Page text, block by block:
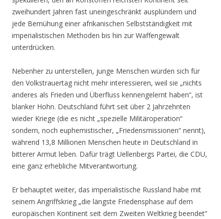
zweihundert Jahren fast uneingeschränkt ausplündern und
jede Bemühung einer afrikanischen Selbstständigkeit mit
imperialistischen Methoden bis hin zur Waffengewalt
unterdrücken.
Nebenher zu unterstellen, junge Menschen würden sich für
den Volkstrauertag nicht mehr interessieren, weil sie „nichts
anderes als Frieden und Überfluss kennengelernt haben“, ist
blanker Hohn. Deutschland führt seit über 2 Jahrzehnten
wieder Kriege (die es nicht „spezielle Militäroperation“
sondern, noch euphemistischer, „Friedensmissionen“ nennt),
während 13,8 Millionen Menschen heute in Deutschland in
bitterer Armut leben. Dafür trägt Uellenbergs Partei, die CDU,
eine ganz erhebliche Mitverantwortung.
Er behauptet weiter, das imperialistische Russland habe mit
seinem Angriffskrieg „die längste Friedensphase auf dem
europäischen Kontinent seit dem Zweiten Weltkrieg beendet“